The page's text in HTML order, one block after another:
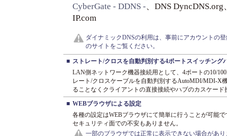
CyberGate - DDNS -、DNS DyncDNS.org
IP.com
ダイナミックDNSの利用は、事前にアカウントの
のサイトをご覧ください。
■ ストレート/クロスを自動判別する4ポートスイッチング
LAN側ネットワーク機器接続用として、4ポートの10/
レート/クロスケーブルを自動判別するAutoMDI/MDI-X
ることなくクライアントの直接接続やハブのカスケード
■ WEBブラウザによる設定
各種の設定はWEBブラウザにて簡単に行うことが可能
セキュリティ面での不安もありません。
一部のブラウザでは正常に表示できない場合があり